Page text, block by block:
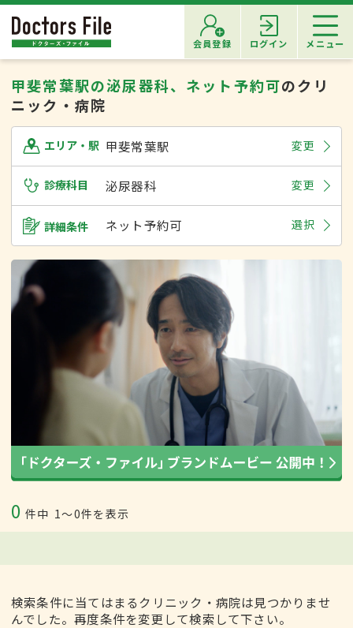
会員登録 ログイン メニュー
甲斐常葉駅の泌尿器科、ネット予約可のクリ
ニック・病院
エリア・駅 甲斐常葉駅 変更
診療科目 泌尿器科 変更
詳細条件 ネット予約可 選択
0 件中 1〜0件を表示
検索条件に当てはまるクリニック・病院は見つかりませ
んでした。再度条件を変更して検索して下さい。